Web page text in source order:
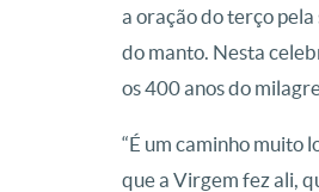
a oração do terço pela
do manto. Nesta
os 400 anos do
“É um caminho muito
que a Virgem fez ali,